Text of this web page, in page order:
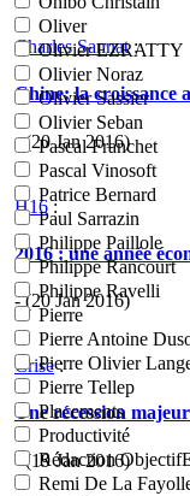
Oliver
Olivier EZRATTY
Olivier Noraz
Olivier Sassier
Olivier Seban
Pascal Franchet
Pascal Vinosoft
Patrice Bernard
Paul Sarrazin
Philippe Paillole
Philippe Rancourt
Philippe Ravelli
Pierre
Pierre Antoine
Pierre Olivier
Pierre Tellep
Placements
Productivité
Rédaction
Remi De La
Charles Sannat:
Chine: la croissance
- (20 Jan 2016)
H16:
2016 : une année
- (20 Jan 2016)
Crise:
Une récession
- (19 Jan 2016)